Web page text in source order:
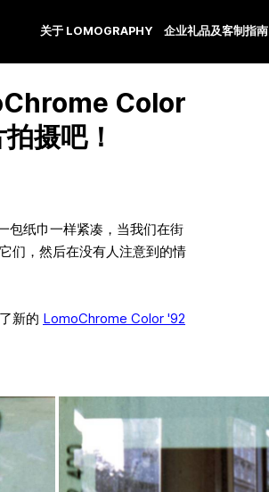
关于 LOMOGRAPHY 企业礼品及客制指南
Color
摄吧！
包纸巾一样紧凑，当我们在街
们，然后在没有人注意到的情
新的 LomoChrome Color '92